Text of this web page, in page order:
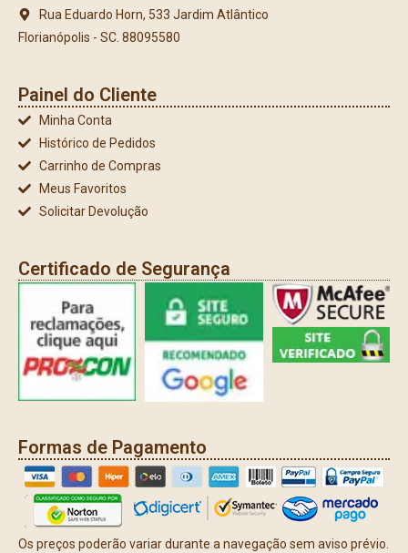
Rua Eduardo Horn, 533 Jardim Atlântico
Florianópolis - SC. 88095580
Painel do Cliente
Minha Conta
Histórico de Pedidos
Carrinho de Compras
Meus Favoritos
Solicitar Devolução
Certificado de Segurança
Formas de Pagamento
Os preços poderão variar durante a navegação sem aviso prévio.